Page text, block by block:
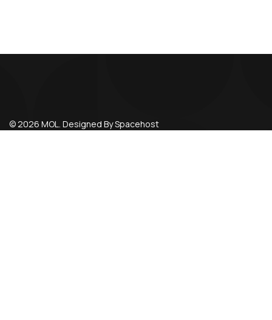
© 2026 MOL. Designed By Spacehost